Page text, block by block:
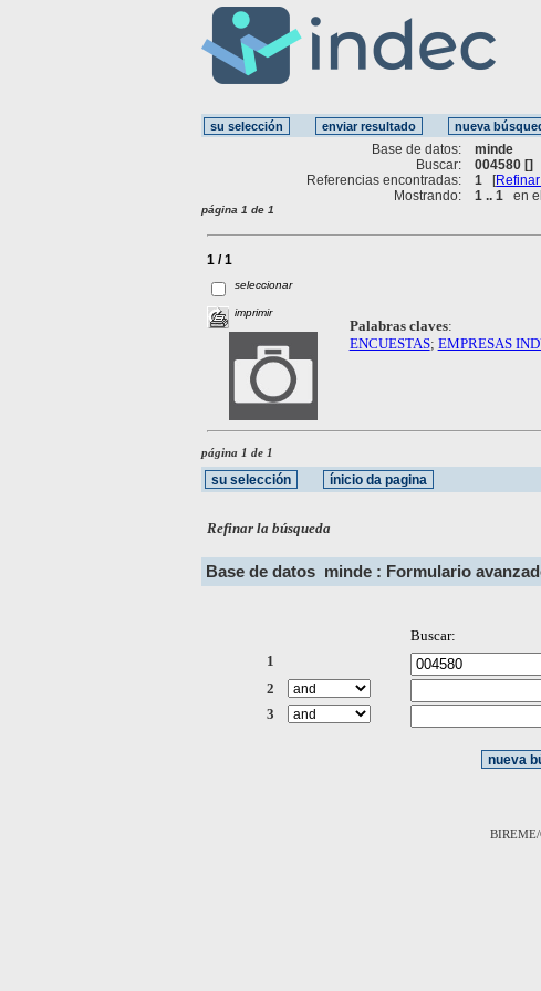
Base de datos:
minde
Buscar:
004580 []
Referencias encontradas:
1 [
Mostrando:
1 .. 1 en
página 1 de 1
1 / 1
seleccionar
imprimir
Palabras claves:
ENCUESTAS; EMPRESAS
página 1 de 1
Refinar la búsqueda
Base de datos minde : Formulario
Buscar:
1
2
3
BIREME/